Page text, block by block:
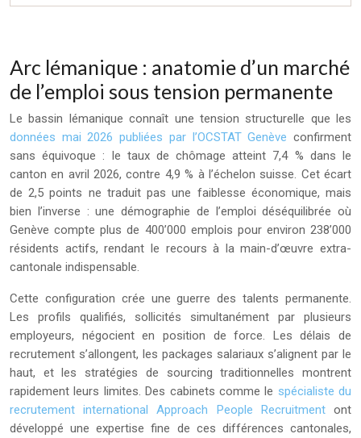
Arc lémanique : anatomie d’un marché
de l’emploi sous tension permanente
Le bassin lémanique connaît une tension structurelle que les
données mai 2026 publiées par l’OCSTAT Genève confirment
sans équivoque : le taux de chômage atteint 7,4 % dans le
canton en avril 2026, contre 4,9 % à l’échelon suisse. Cet écart
de 2,5 points ne traduit pas une faiblesse économique, mais
bien l’inverse : une démographie de l’emploi déséquilibrée où
Genève compte plus de 400’000 emplois pour environ 238’000
résidents actifs, rendant le recours à la main-d’œuvre extra-
cantonale indispensable.
Cette configuration crée une guerre des talents permanente.
Les profils qualifiés, sollicités simultanément par plusieurs
employeurs, négocient en position de force. Les délais de
recrutement s’allongent, les packages salariaux s’alignent par le
haut, et les stratégies de sourcing traditionnelles montrent
rapidement leurs limites. Des cabinets comme le spécialiste du
recrutement international Approach People Recruitmentont
développé une expertise fine de ces différences cantonales,